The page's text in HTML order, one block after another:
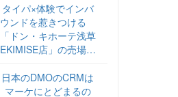
タイパ×体験でインバ
ウンドを惹きつける
「ドン・キホーテ浅草
EKIMISE店」の売場づ
日本のDMOのCRMは
マーケにとどまるの